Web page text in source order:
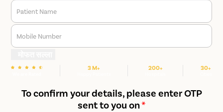
Patient Name
Mobile Number
3 M+ 200+ 30+
To confirm your details, please enter OTP
sent to you on*